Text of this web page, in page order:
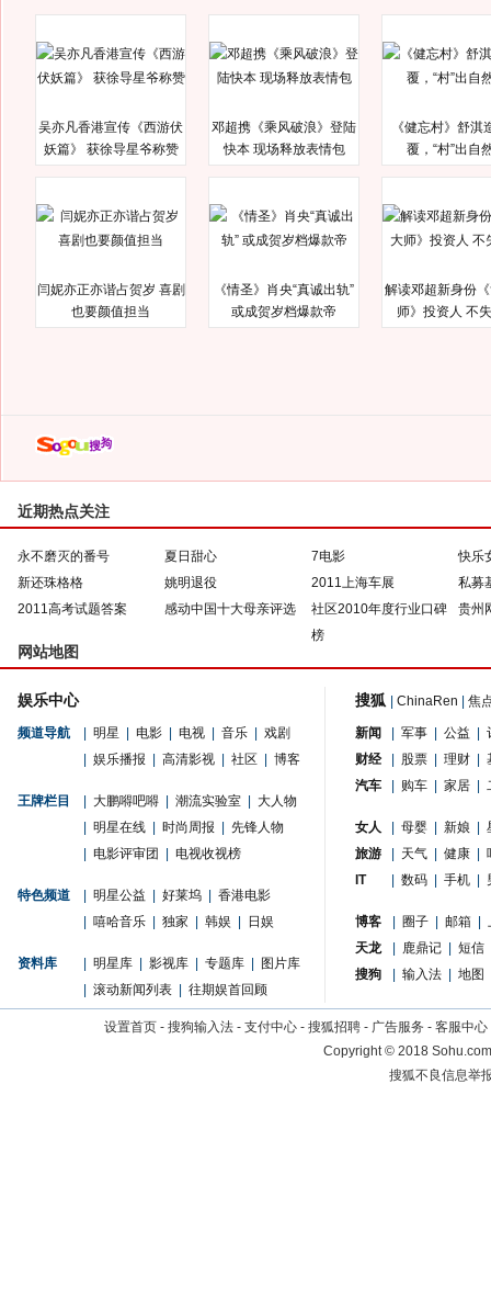
吴亦凡香港宣传《西游伏
妖篇》 获徐导星爷称赞
邓超携《乘风破浪》登陆
快本 现场释放表情包
《健忘村》舒淇
覆，“村”出自
闫妮亦正亦谐占贺岁 喜剧
也要颜值担当
《情圣》肖央“真诚出轨”
或成贺岁档爆款帝
解读邓超新身份
师》投资人 不
近期热点关注
永不磨灭的番号 夏日甜心 7电影
快乐
新还珠格格
姚明退役 2011上海车展
私募
2011高考试题答案
感动中国十大母亲评选
社区2010年度行业口碑
榜
贵州
网站地图
娱乐中心
频道导航 明星 电影 电视 音乐
戏剧
娱乐播报 高清影视 社区 博客
王牌栏目 大鹏嘚吧嘚 潮流实验室
大人物
明星在线 时尚周报
先锋人物
电影评审团 电视收视榜
特色频道 明星公益 好莱坞
香港电影
嘻哈音乐 独家 韩娱 日娱
资料库 明星库 影视库 专题库
图片库
滚动新闻列表 往期娱首回顾
搜狐 ChinaRen 焦
新闻 军事 公益
财经
股票 理财
汽车
购车 家居
女人 母婴 新娘
旅游
天气 健康
IT
数码 手机
博客 圈子 邮箱
天龙
鹿鼎记
短信
搜狗
输入法 地图
设置首页 - 搜狗输入法 - 支付中心 - 搜狐招聘 - 广告服务 - 客服中心
Copyright©2018
搜狐不良信息举